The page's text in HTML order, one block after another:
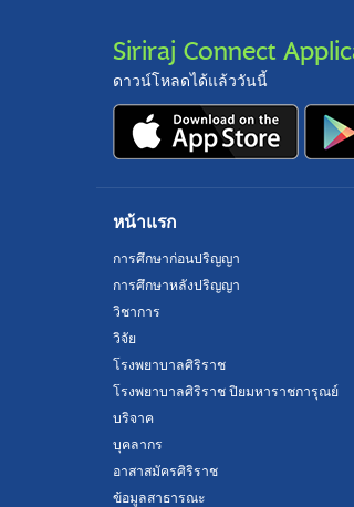
Siriraj Connect
ดาวน์โหลดได้แล้ววันนี้
หน้าแรก
การศึกษาก่อนปริญญา
การศึกษาหลังปริญญา
วิชาการ
วิจัย
โรงพยาบาลศิริราช
โรงพยาบาลศิริราช ปิยมหาราชการุณย์
บริจาค
บุคลากร
อาสาสมัครศิริราช
ข้อมูลสาธารณะ